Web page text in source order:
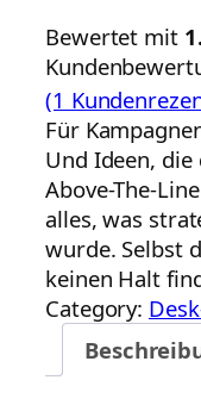
Bewertet mit
(1
Für
Und Ideen,
Above-The-
alles, was
wurde. Selbst
keinen Halt
Category: